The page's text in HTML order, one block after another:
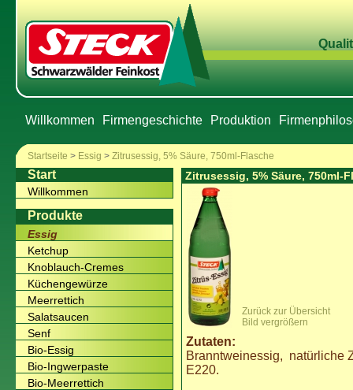
Willkommen Firmengeschichte Produktion
Startseite > Essig > Zitrusessig, 5% Säure, 750ml-Flasche
Start
Willkommen
Produkte
Essig
Ketchup
Knoblauch-Cremes
Küchengewürze
Meerrettich
Salatsaucen
Senf
Bio-Essig
Bio-Ingwerpaste
Bio-Meerrettich
Zitrusessig, 5% Säure, 750ml-
Zurück zur Übersicht
Bild vergrößern
Zutaten:
Branntweinessig, natürliche
E220.